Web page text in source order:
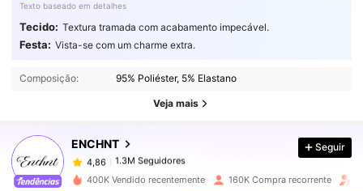
Texto baseado em detalhes
Tecido: Textura tramada com acabamento impecável.
Festa: Vista-se com um charme extra.
Composição: 95% Poliéster, 5% Elastano
Veja mais
ENCHNT
4,86 1.3M Seguidores
1.3M Seguidores
4,86
1.3M Seguidores
c***3
pago1 dia atrás
Seguir
400K Vendido recentemente 160K Compra recorrente